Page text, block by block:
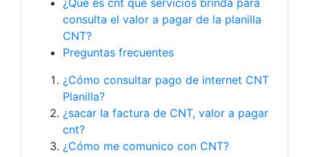
¿Qué es cnt que servicios brinda para
consulta el valor a pagar de la planilla
CNT?
Preguntas frecuentes
¿Cómo consultar pago de internet CNT
Planilla?
¿sacar la factura de CNT, valor a pagar
cnt?
¿Cómo me comunico con CNT?